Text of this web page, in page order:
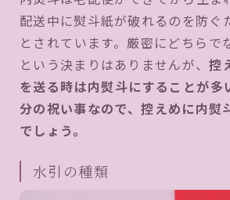
配送中に熨斗紙が破れるのを防ぐ
とされています。厳密にどちらで
という決まりはありませんが、控
を送る時は内熨斗にすることが多
分の祝い事なので、控えめに内熨
でしょう。
水引の種類